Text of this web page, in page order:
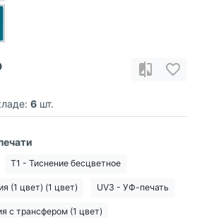
6 шт.
T1 - Тиснение бесцветное
(1 цвет) (1 цвет) UV3 - УФ-печать
с трансфером (1 цвет)